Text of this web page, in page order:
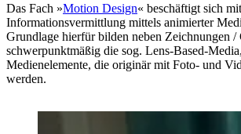
Das Fach »Motion Design« beschäftigt sich
Informationsvermittlung mittels animierter
Grundlage hierfür bilden neben Zeichnungen /
schwerpunktmäßig die sog. Lens-Based-
Medienelemente, die originär mit Foto- und
werden.